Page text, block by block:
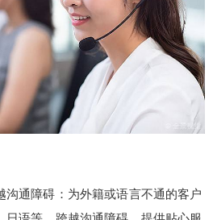
沟通障碍：为外籍或语言不通的客户